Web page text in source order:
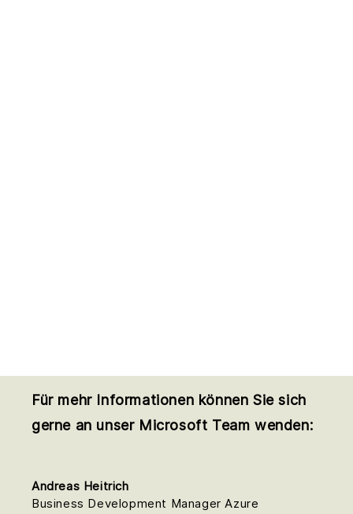
Für mehr Informationen können Sie sich
gerne an unser Microsoft Team wenden:
Andreas Heitrich
Business Development Manager Azure